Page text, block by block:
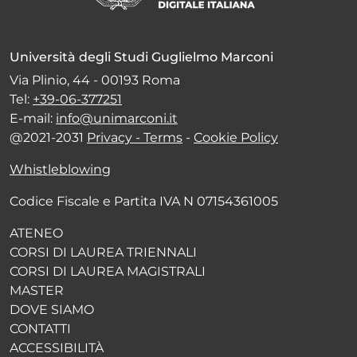
Università degli Studi Guglielmo Marconi
Via Plinio, 44 - 00193 Roma
Tel: +39-06-377251
E-mail: info@unimarconi.it
@2021-2031 Privacy - Terms - Cookie Policy
Whistleblowing
Codice Fiscale e Partita IVA N 07154361005
ATENEO
CORSI DI LAUREA TRIENNALI
CORSI DI LAUREA MAGISTRALI
MASTER
DOVE SIAMO
CONTATTI
ACCESSIBILITÀ